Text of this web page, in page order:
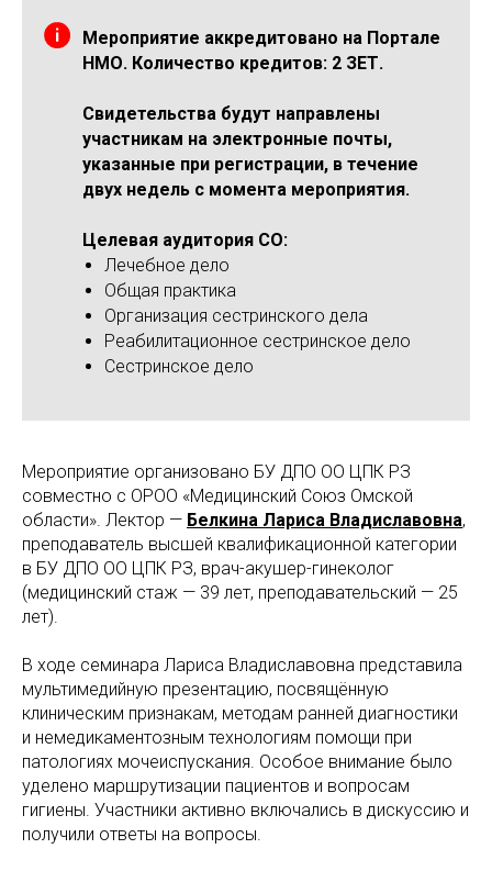
Мероприятие аккредитовано на Портале
НМО. Количество кредитов: 2 ЗЕТ.
Свидетельства будут направлены
участникам на электронные почты,
указанные при регистрации, в течение
двух недель с момента мероприятия.
Целевая аудитория СО:
Лечебное дело
Общая практика
Организация сестринского дела
Реабилитационное сестринское дело
Сестринское дело
Мероприятие организовано БУ ДПО ОО ЦПК РЗ
совместно с ОРОО «Медицинский Союз Омской
области». Лектор — Белкина Лариса Владиславовна,
преподаватель высшей квалификационной категории
в БУ ДПО ОО ЦПК РЗ, врач-акушер-гинеколог
(медицинский стаж — 39 лет, преподавательский — 25
лет).
В ходе семинара Лариса Владиславовна представила
мультимедийную презентацию, посвящённую
клиническим признакам, методам ранней диагностики
и немедикаментозным технологиям помощи при
патологиях мочеиспускания. Особое внимание было
уделено маршрутизации пациентов и вопросам
гигиены. Участники активно включались в дискуссию и
получили ответы на вопросы.